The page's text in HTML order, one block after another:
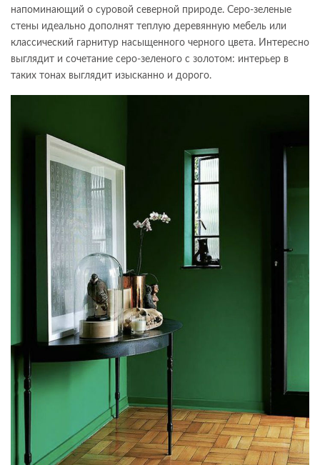
напоминающий о суровой северной природе. Серо-зеленые
стены идеально дополнят теплую деревянную мебель или
классический гарнитур насыщенного черного цвета. Интересно
выглядит и сочетание серо-зеленого с золотом: интерьер в
таких тонах выглядит изысканно и дорого.